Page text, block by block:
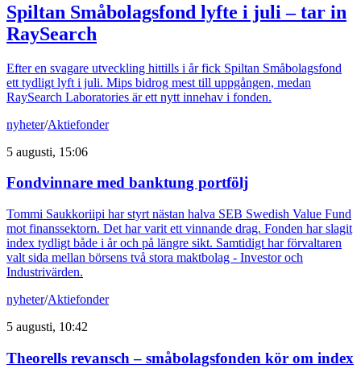
Spiltan Småbolagsfond lyfte i juli – tar in
RaySearch
Efter en svagare utveckling hittills i år fick Spiltan Småbolagsfond
ett tydligt lyft i juli. Mips bidrog mest till uppgången, medan
RaySearch Laboratories är ett nytt innehav i fonden.
nyheter/Aktiefonder
5 augusti, 15:06
Fondvinnare med banktung portfölj
Tommi Saukkoriipi har styrt nästan halva SEB Swedish Value Fund
mot finanssektorn. Det har varit ett vinnande drag. Fonden har slagit
index tydligt både i år och på längre sikt. Samtidigt har förvaltaren
valt sida mellan börsens två stora maktbolag - Investor och
Industrivärden.
nyheter/Aktiefonder
5 augusti, 10:42
Theorells revansch – småbolagsfonden kör om index